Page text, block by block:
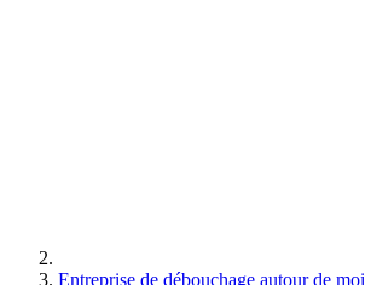
Entreprise de débouchage autour de moi